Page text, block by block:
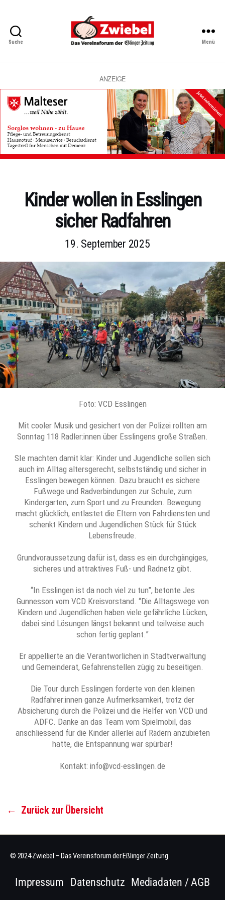
Suche
Vereinsforum
Eßlinger
Zeitung
Menü
ANZEIGE
Kategorien
Kinder wollen in Esslingen
sicher Radfahren
19. September 2025
Foto: VCD Esslingen
Mit cooler Musik und gesichert von der Polizei rollten am
Sonntag 118 Radler:innen über Esslingens große Straßen.
SIe machten damit klar: Kinder und Jugendliche sollen sich
auch im Alltag altersgerecht, selbstständig und sicher in
Esslingen bewegen können. Dazu braucht es sichere
Fußwege und Radverbindungen zur Schule, zum
Kindergarten, zum Sport und zu Freunden. Bewegung
macht glücklich, entlastet die Eltern von Fahrdiensten und
schenkt Kindern und Jugendlichen Stück für Stück
Lebensfreude.
Grundvoraussetzung dafür ist, dass es ein durchgängiges,
sicheres und attraktives Fuß- und Radnetz gibt.
“In Esslingen ist da noch viel zu tun”, betonte Jes
Gunnesson vom VCD Kreisvorstand. “Die Alltagswege von
Kindern und Jugendlichen haben viele gefährliche Lücken,
dabei sind Lösungen längst bekannt und teilweise auch
schon fertig geplant.”
Er appellierte an die Verantworlichen in Stadtverwaltung
und Gemeinderat, Gefahrenstellen zügig zu beseitigen.
Die Tour durch Esslingen forderte von den kleinen
Radfahrer:innen ganze Aufmerksamkeit, trotz der
Absicherung durch die Polizei und die Helfer von VCD und
ADFC. Danke an das Team vom Spielmobil, das
anschliessend für die Kinder allerlei auf Rädern anzubieten
hatte, die Entspannung war spürbar!
Kontakt: info@vcd-esslingen.de
← Zurück zur Übersicht
© 2024 Zwiebel – Das Vereinsforum der Eßlinger Zeitung
Impressum Datenschutz Mediadaten / AGB